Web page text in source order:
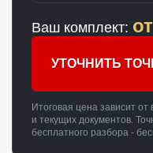
Ваш комплект: от
УТОЧНИТЬ
Итоговая цена зависит
и текущих документов.
бесплатного разбора -